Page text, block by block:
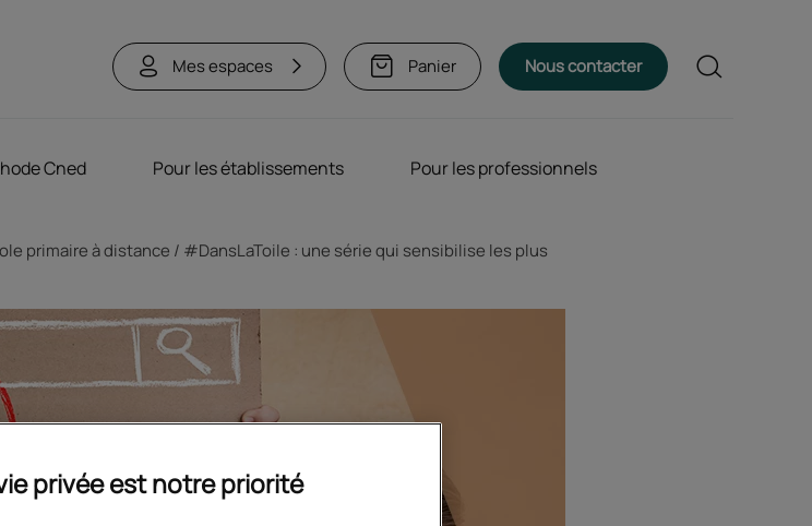
Mes espaces Panier Nous contacter Rechercher
Cned Pour les établissements Pour les professionnels
primaire à distance
#DansLaToile : une série qui sensibilise les plus
privée est notre priorité